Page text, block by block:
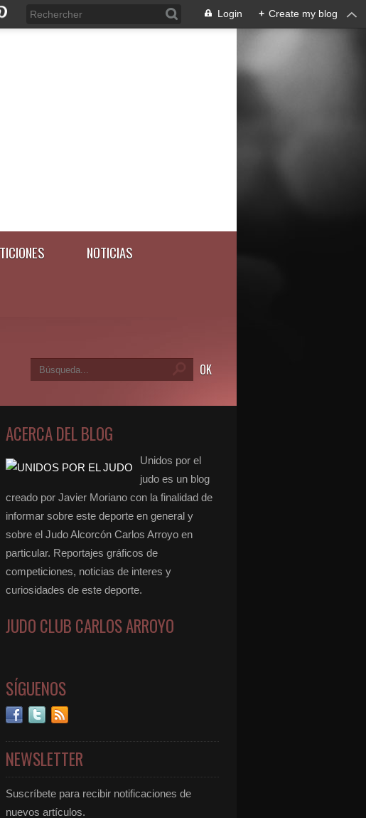
Login + Create my blog
NOTICIAS
ACERCA DEL BLOG
Unidos por el
judo es un blog
creado por Javier Moriano con la finalidad de
informar sobre este deporte en general y
sobre el Judo Alcorcón Carlos Arroyo en
particular. Reportajes gráficos de
competiciones, noticias de interes y
curiosidades de este deporte.
JUDO CLUB CARLOS ARROYO
SÍGUENOS
NEWSLETTER
Suscríbete para recibir notificaciones de
nuevos artículos.